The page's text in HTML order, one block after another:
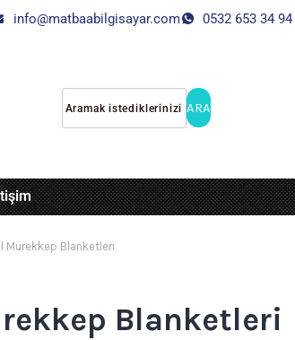
info@matbaabilgisayar.com 0532 653 34 94
ARA
Mürekkep Blanketleri
Blanketleri